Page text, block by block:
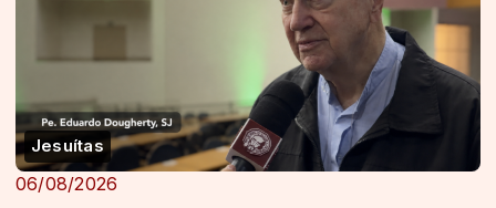
Jesuítas
06/08/2026